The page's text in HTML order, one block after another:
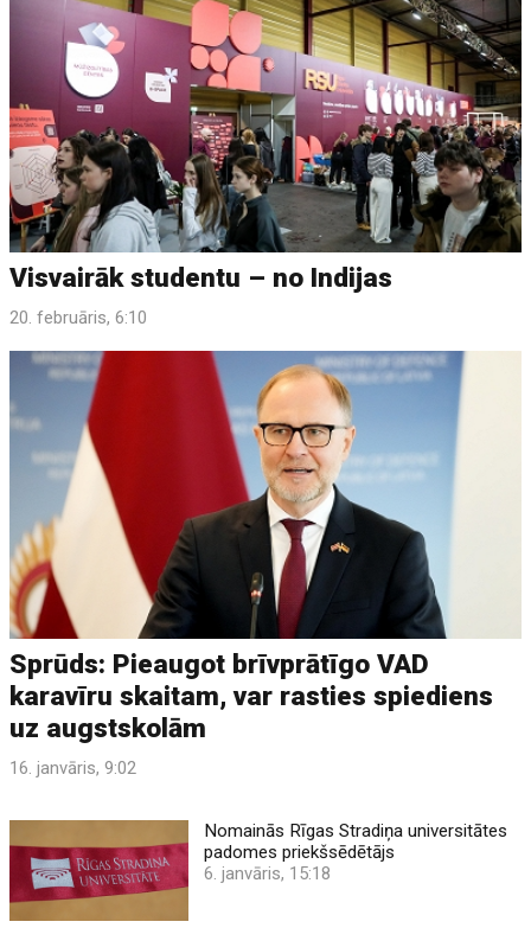
Visvairāk studentu – no Indijas
20. februāris, 6:10
Sprūds: Pieaugot brīvprātīgo VAD
karavīru skaitam, var rasties spiediens
uz augstskolām
16. janvāris, 9:02
Nomainās Rīgas Stradiņa universitātes
padomes priekšsēdētājs
6. janvāris, 15:18